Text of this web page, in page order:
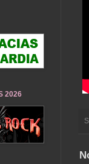
2026